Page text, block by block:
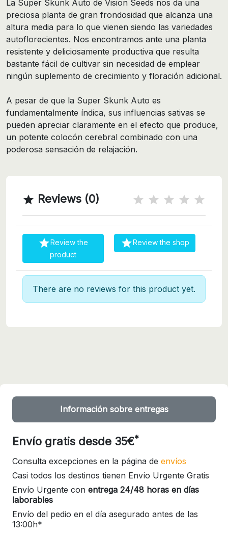
La Super Skunk Auto de Vision Seeds nos da una
preciosa planta de gran frondosidad que alcanza una
altura media para lo que vienen siendo las variedades
autoflorecientes. Nos encontramos ante una planta
resistente y deliciosamente productiva que resulta
bastante fácil de cultivar sin necesidad de emplear
ningún suplemento de crecimiento y floración adicional.
A pesar de que la Super Skunk Auto es
fundamentalmente índica, sus influencias sativas se
pueden apreciar claramente en el efecto que produce,
un potente colocón cerebral combinado con una
poderosa sensación de relajación.
 Reviews (0)
Review the
product
Review the shop
There are no reviews for this product yet.
Información sobre entregas
Envío gratis desde 35€*
Consulta excepciones en la página de envíos
Casi todos los destinos tienen Envío Urgente Gratis
Envío Urgente con entrega 24/48 horas en días
laborables
Envío del pedio en el día asegurado antes de las
13:00h*